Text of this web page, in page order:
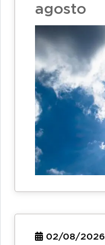
agosto
02/08/2026